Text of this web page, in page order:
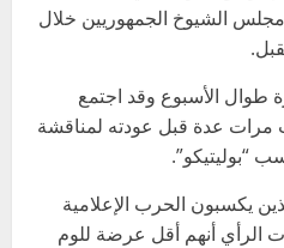
الشيوخ الجمهوريين خلال
الأسبوع وقد اجتمع
مرات عدة قبل عودته لمناقشة
“بوليتيكو”.
يكسبون الحرب الإعلامية
الرأي أنهم أقل عرضة للوم